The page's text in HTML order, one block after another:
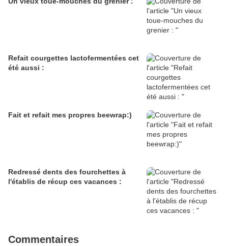
Refait courgettes lactofermentées cet
été aussi :
Fait et refait mes propres beewrap:)
Redressé dents des fourchettes à
l'établis de récup ces vacances :
Commentaires